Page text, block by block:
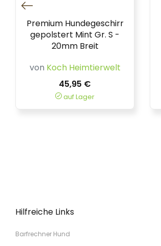
Premium Hundegeschirr
gepolstert Mint Gr. S -
20mm Breit
von Koch Heimtierwelt
45,95 €
auf Lager
Hilfreiche Links
Barfrechner Hund